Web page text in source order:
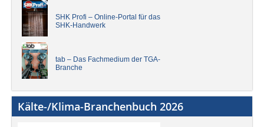
SHK Profi – Online-Portal für das
SHK-Handwerk
tab – Das Fachmedium der TGA-
Branche
Kälte-/Klima-Branchenbuch 2026